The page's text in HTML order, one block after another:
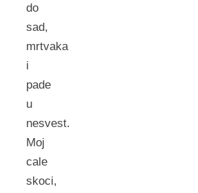
do
sad,
mrtvaka
i
pade
u
nesvest.
Moj
cale
skoci,